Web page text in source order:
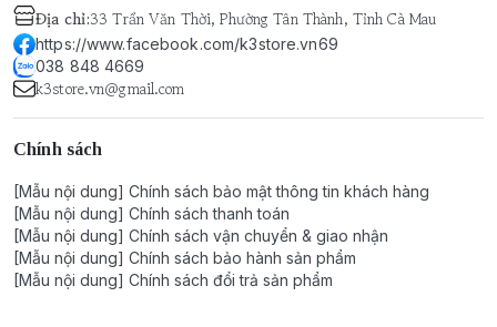
Địa chỉ:33 Trần Văn Thời, Phường Tân Thành, Tỉnh Cà Mau
https://www.facebook.com/k3store.vn69
038 848 4669
k3store.vn@gmail.com
Chính sách
[Mẫu nội dung] Chính sách bảo mật thông tin khách hàng
[Mẫu nội dung] Chính sách thanh toán
[Mẫu nội dung] Chính sách vận chuyển & giao nhận
[Mẫu nội dung] Chính sách bảo hành sản phẩm
[Mẫu nội dung] Chính sách đổi trả sản phẩm